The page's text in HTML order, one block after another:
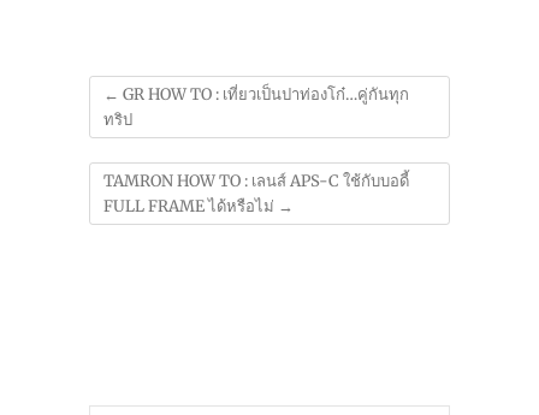
← GR HOW TO : เที่ยวเป็นปาท่องโก๋…คู่กันทุก
ทริป
TAMRON HOW TO : เลนส์ APS-C ใช้กับบอดี้
FULL FRAME ได้หรือไม่ →